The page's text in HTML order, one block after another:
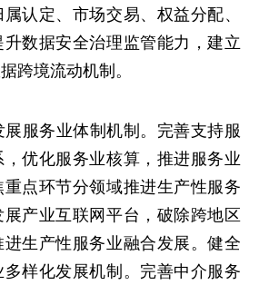
认定、市场交易、权益分配、
数据安全治理监管能力，建立
跨境流动机制。
展服务业体制机制。完善支持服
优化服务业核算，推进服务业
点环节分领域推进生产性服务
产业互联网平台，破除跨地区
生产性服务业融合发展。健全
样化发展机制。完善中介服务